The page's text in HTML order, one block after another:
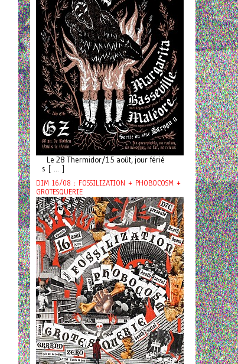
Le 28 Thermidor/15 août, jour férié
s [ ... ]
DIM 16/08 : FOSSILIZATION + PHOBOCOSM +
GROTESQUERIE